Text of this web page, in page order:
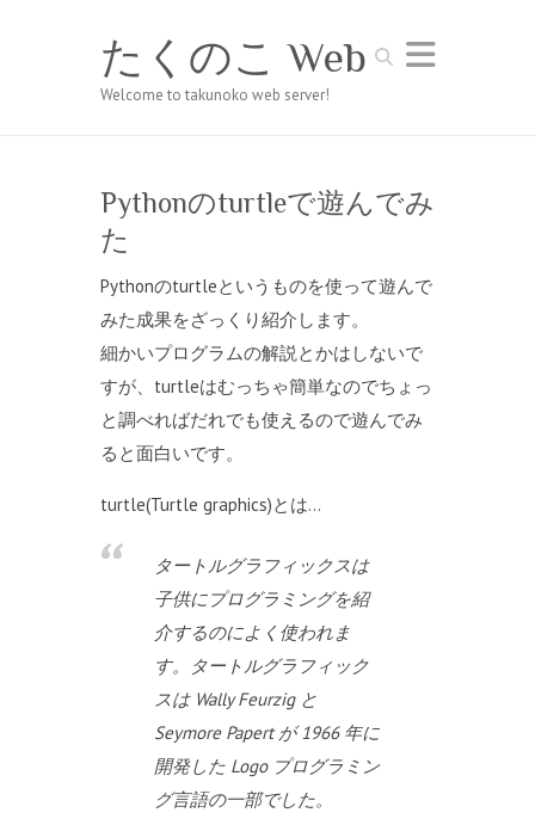
Search
たくのこ Web
Welcome to takunoko web server!
Pythonのturtleで遊んでみ
た
Pythonのturtleというものを使って遊んで
みた成果をざっくり紹介します。
細かいプログラムの解説とかはしないで
すが、turtleはむっちゃ簡単なのでちょっ
と調べればだれでも使えるので遊んでみ
ると面白いです。
turtle(Turtle graphics)とは…
タートルグラフィックスは
子供にプログラミングを紹
介するのによく使われま
す。タートルグラフィック
スは Wally Feurzig と
Seymore Papert が 1966 年に
開発した Logo プログラミン
グ言語の一部でした。